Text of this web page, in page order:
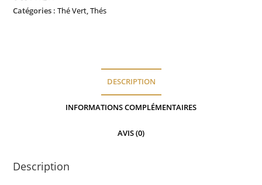
sens
Catégories :Thé Vert,Thés
DESCRIPTION
INFORMATIONS COMPLÉMENTAIRES
AVIS (0)
Description